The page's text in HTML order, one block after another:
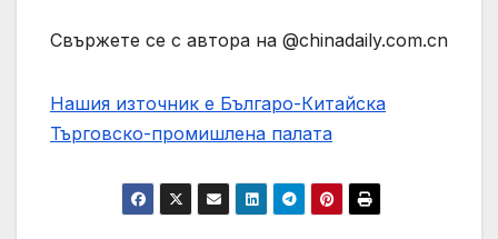
Свържете се с автора на @chinadaily.com.cn
Нашия източник е Българо-Китайска
Търговско-промишлена палaта